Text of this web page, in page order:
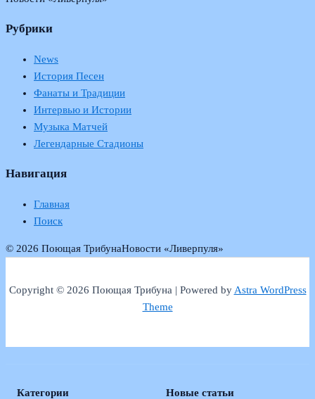
Рубрики
News
История Песен
Фанаты и Традиции
Интервью и Истории
Музыка Матчей
Легендарные Стадионы
Навигация
Главная
Поиск
© 2026 Поющая ТрибунаНовости «Ливерпуля»
Copyright © 2026 Поющая Трибуна | Powered byAstra WordPress
Theme
Категории Новые статьи